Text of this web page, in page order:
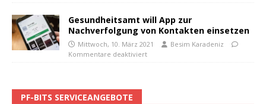
Gesundheitsamt will App zur
Nachverfolgung von Kontakten einsetzen
Mittwoch, 10. März 2021
Besim Karadeniz
Kommentare deaktiviert
PF-BITS SERVICEANGEBOTE